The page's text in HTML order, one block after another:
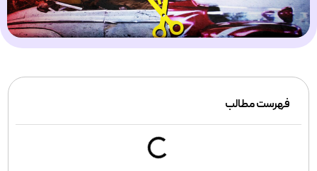
فهرست مطالب